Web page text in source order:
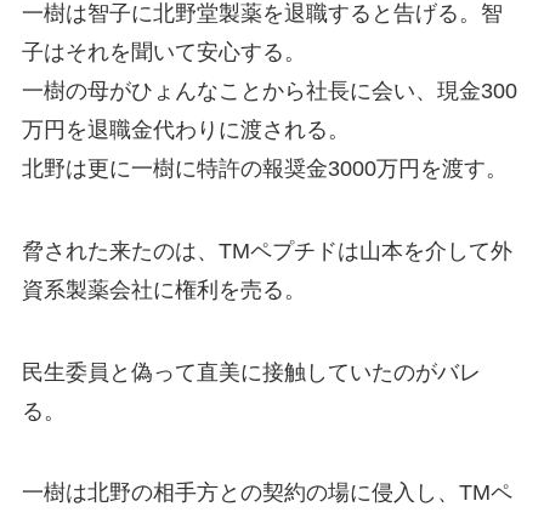
一樹は智子に北野堂製薬を退職すると告げる。智
子はそれを聞いて安心する。
一樹の母がひょんなことから社長に会い、現金300
万円を退職金代わりに渡される。
北野は更に一樹に特許の報奨金3000万円を渡す。
脅された来たのは、TMペプチドは山本を介して外
資系製薬会社に権利を売る。
民生委員と偽って直美に接触していたのがバレ
る。
一樹は北野の相手方との契約の場に侵入し、TMペ